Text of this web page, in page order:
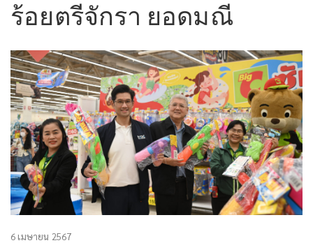
ร้อยตรีจักรา ยอดมณี
6 เมษายน 2567